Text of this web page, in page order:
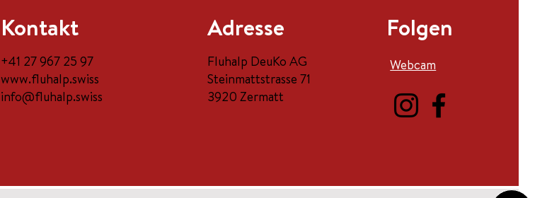
Kontakt
+41 27 967 25 97
www.fluhalp.swiss
info@fluhalp.swiss
Adresse
Fluhalp DeuKo AG
Steinmattstrasse 71
3920 Zermatt
Folgen
Webcam